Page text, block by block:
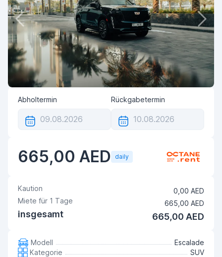
Abholtermin Rückgabetermin
665,00 AED daily
Kaution
0,00 AED
Miete für 1 Tage 665,00 AED
insgesamt 665,00 AED
Modell
Escalade
Kategorie
SUV